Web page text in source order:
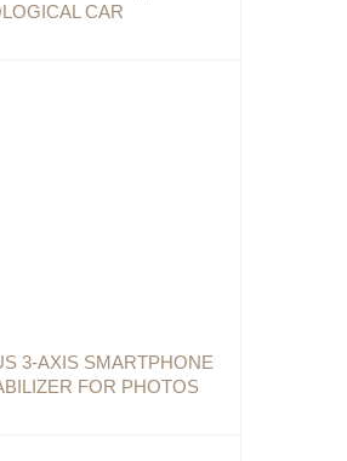
CAR
- CRJHQ-A01
3-AXIS SMARTPHONE
FOR PHOTOS
D0G